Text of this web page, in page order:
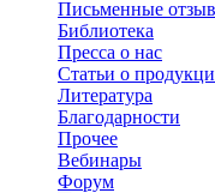
Письменные
Библиотека
Пресса о нас
Статьи о
Литература
Благодарности
Прочее
Вебинары
Форум